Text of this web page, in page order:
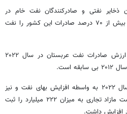
ذخایر نفتی و صادرکنندگان نفت خام در
دنیاست که طبق برخی از گزارش‌ها بیش از ۷۰ درصد صادرات این کشور را نفت
بر همین اساس طبق آمار رسمی، ارزش صادرات نفت عربستان در سال ۲۰۲۲
نکته قابل توجه آنکه عربستان در سال ۲۰۲۲ به واسطه افزایش بهای نفت و نیز
افزایش صادرات این محصول، توانست مازاد تجاری به میزان ۲۲۲ میلیارد را ثبت